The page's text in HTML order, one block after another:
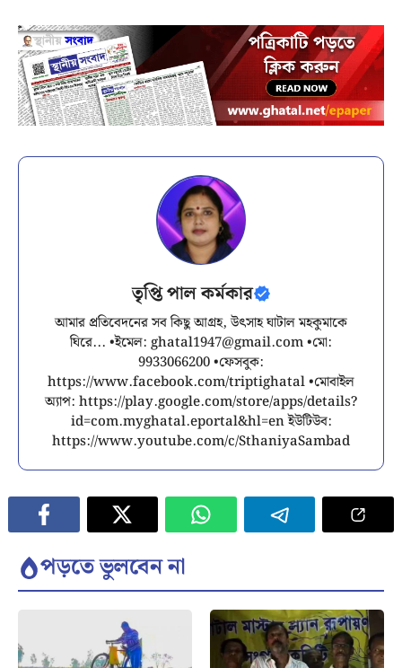
তৃপ্তি পাল কর্মকার
আমার প্রতিবেদনের সব কিছু আগ্রহ, উৎসাহ ঘাটাল মহকুমাকে
ঘিরে... •ইমেল: ghatal1947@gmail.com•মো:
9933066200 •ফেসবুক:
https://www.facebook.com/triptighatal •মোবাইল
অ্যাপ: https://play.google.com/store/apps/details?
id=com.myghatal.eportal&hl=en ইউটিউব:
https://www.youtube.com/c/SthaniyaSambad
পড়তে ভুলবেন না